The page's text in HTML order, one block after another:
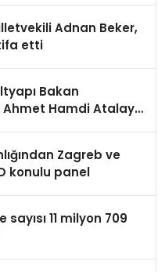
Adnan Beker,
etti
Bakan
Ahmet Hamdi Atalay
Zagreb ve
konulu panel
sayısı 11 milyon 709